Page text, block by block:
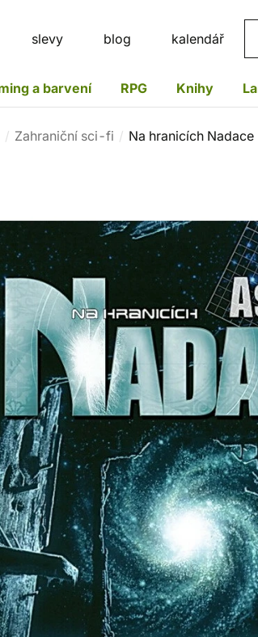
slevy blog kalendář
a barvení RPG Knihy
Zahraniční sci-fi Na hranicích Nadace